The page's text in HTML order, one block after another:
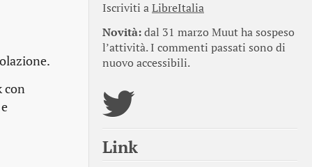
con
Iscriviti aLibreItalia
Novità:dal 31 marzo Muut ha sospeso
l’attività. I commenti passati sono di
nuovo accessibili.
Link